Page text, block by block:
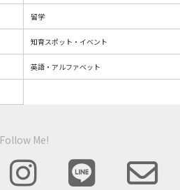
留学
知育スポット・イベント
英語・アルファベット
Follow Me!